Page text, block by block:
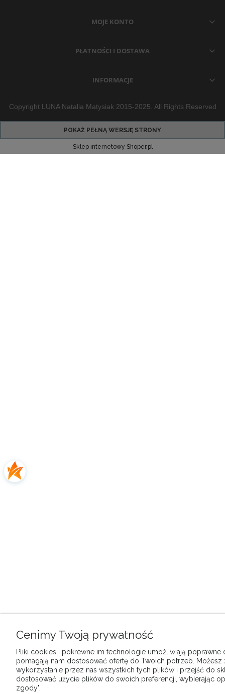
MOJE KONTO
PŁATNOŚCI I DOSTAWA
INFORMACJE
Copyright LUNA Natalia Matysiak 2015-2025. All Rights Reserved
POKAŻ PEŁNĄ WERSJĘ STRONY
Sklep internetowy Shoper.pl
Cenimy Twoją prywatność
Pliki cookies i pokrewne im technologie umożliwiają poprawne
pomagają nam dostosować ofertę do Twoich potrzeb. Możesz
wykorzystanie przez nas wszystkich tych plików i przejść do
dostosować użycie plików do swoich preferencji, wybierając
zgody".